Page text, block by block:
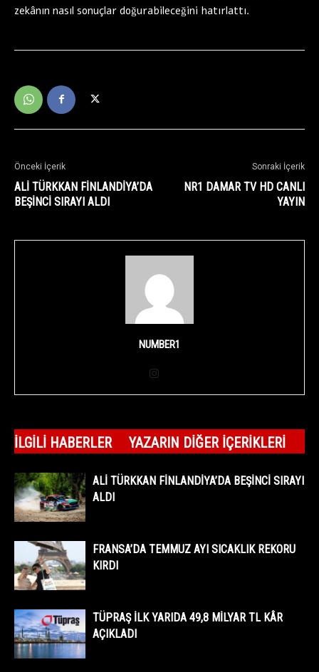
zekânın nasıl sonuçlar doğurabileceğini hatırlattı.
Önceki İçerik
ALİ TÜRKKAN FİNLANDİYA’DA
BEŞİNCİ SIRAYI ALDI
Sonraki İçerik
NR1 DAMAR TV HD CANLI
YAYIN
NUMBER1
İLGILI HABERLER YAZARIN DIĞER İÇERIKLERI
ALİ TÜRKKAN FİNLANDİYA’DA BEŞİNCİ SIRAYI
ALDI
FRANSA’DA TEMMUZ AYI SICAKLIK REKORU
KIRDI
TÜPRAŞ İLK YARIDA 49,8 MİLYAR TL KÂR
AÇIKLADI